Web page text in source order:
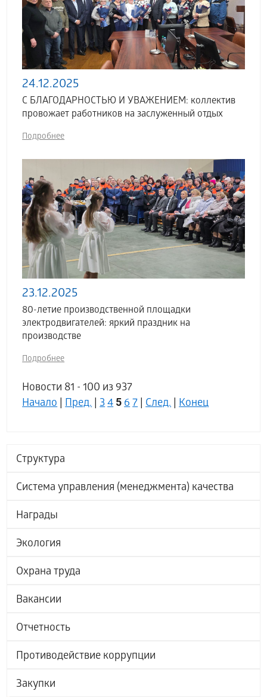
Структура
Система управления (менеджмента) качества
Награды
Экология
Охрана труда
Вакансии
Отчетность
Противодействие коррупции
Закупки
24.12.2025
С БЛАГОДАРНОСТЬЮ И УВАЖЕНИЕМ: коллектив
провожает работников на заслуженный отдых
Подробнее
23.12.2025
80-летие производственной площадки
электродвигателей: яркий праздник на
производстве
Подробнее
Новости 81 - 100 из 937
Начало|Пред.|34 5 67|След.|Конец